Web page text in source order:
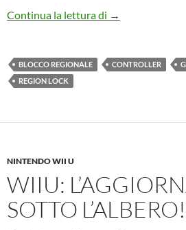
Continua la lettura di Wii U: anche il
→
BLOCCO REGIONALE CONTROLLER
REGION LOCK
NINTENDO WII U
WIIU:
SOTTO L’ALBERO!